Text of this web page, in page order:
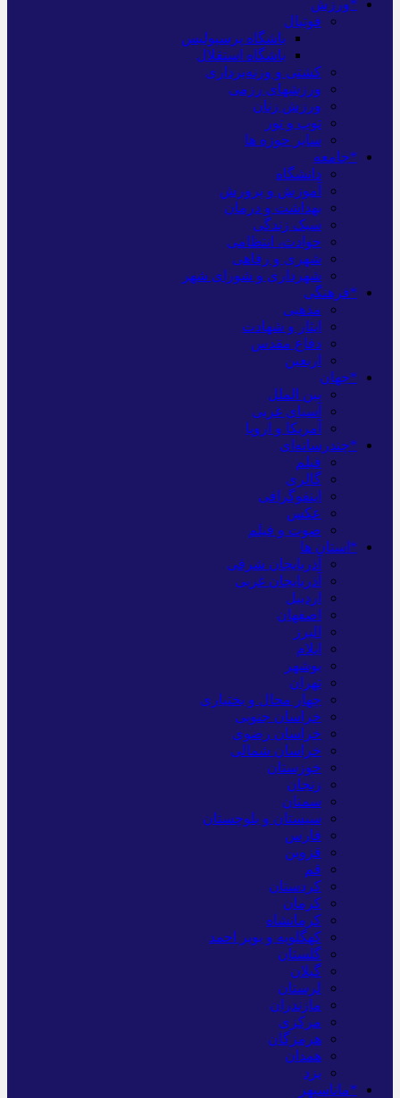
*ورزش
فوتبال
باشگاه پرسپولیس
باشگاه استقلال
کشتی و وزنه‌برداری
ورزشهای رزمی
ورزش زنان
توپ و تور
سایر حوزه ها
*جامعه
دانشگاه
آموزش و پرورش
بهداشت و درمان
سبک زندگی
حوادث، انتظامی
شهری و رفاهی
شهرداری و شورای شهر
*فرهنگی
مذهبی
ایثار و شهادت
دفاع مقدس
اربعین
*جهان
بین الملل
آسیای غربی
آمریکا و اروپا
*چندرسانه‌ای
فیلم
گالری
اینفوگرافی
عکس
صوت و فیلم
*استان ها
آذربایجان شرقی
آذربایجان غربی
اردبیل
اصفهان
البرز
ایلام
بوشهر
تهران
چهار محال و بختیاری
خراسان جنوبی
خراسان رضوی
خراسان شمالی
خوزستان
زنجان
سمنان
سیستان و بلوچستان
فارس
قزوین
قم
کردستان
کرمان
کرمانشاه
کهگلویه و بویر احمد
گلستان
گیلان
لرستان
مازندران
مرکزی
هرمزگان
همدان
یزد
*ماناسپهر